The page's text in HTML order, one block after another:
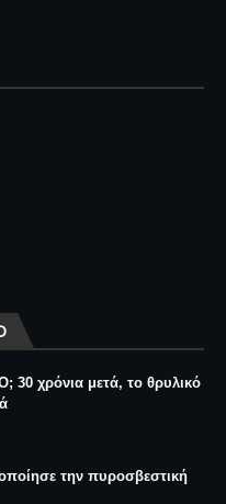
30 χρόνια μετά, το θρυλικό
την πυροσβεστική